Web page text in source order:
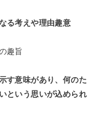
る考えや理由趣意
趣旨
す意味があり、何のた
という思いが込められ